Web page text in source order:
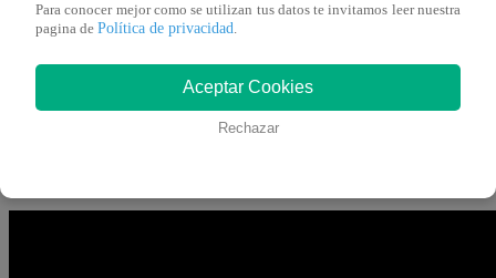
Y Salvador le siguió la broma: “
buenas notas. Lo que pasa es no ingresé a la
trabajar acá en el local con mi viejo. Todos tenemos
comprobar si puedo. En algún momento voy a
Para conocer mejor como se utilizan tus datos te invitamos leer nuestra
pagina de Política de privacidad
Aceptar Cookies
Rechazar